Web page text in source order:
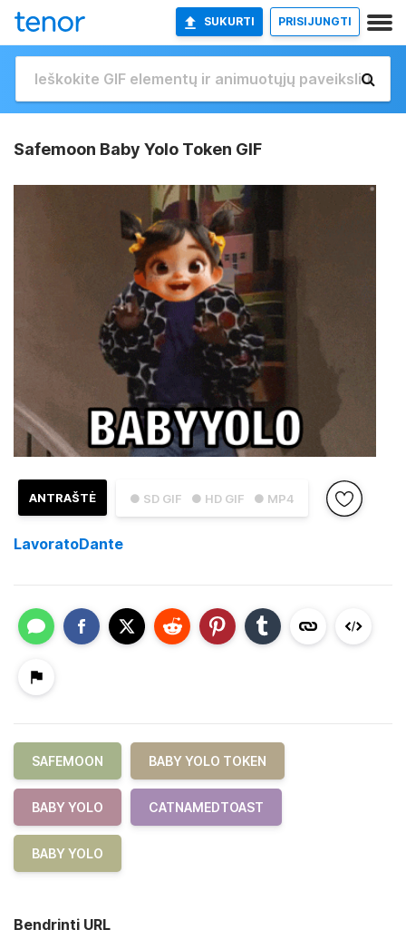
SUKURTI PRISIJUNGTI
Safemoon Baby Yolo Token GIF
● SD GIF ● HD GIF ● MP4
ANTRAŠTĖ
LavoratoDante
SAFEMOON BABY YOLO TOKEN
BABY YOLO CATNAMEDTOAST
BABY YOLO
Bendrinti URL